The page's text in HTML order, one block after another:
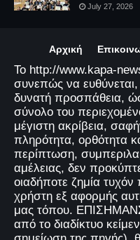
July 27, 2026
Αρχική
Το http://www.kapa-
συνεπώς να ευθύνεται,
δυνατή προσπάθεια,
σύνολο του
μέγιστη ακρίβεια,
πληρότητα, ορθότητα
περίπτωση,
αμέλειας, δεν
οιαδήποτε ζημία
χρήστη εξ αφορμής
μας τόπου.
από το διαδίκτυο